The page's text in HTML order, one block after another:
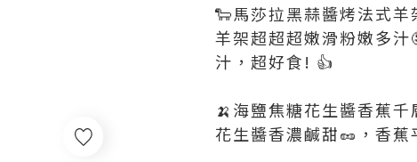
🐑馬莎拉黑蒜醬烤法式
羊架超超超嫩滑粉嫩多
汁，超好食! 👍
🍌海鹽焦糖花生醬香蕉
花生醬香濃鹹甜🥜，香